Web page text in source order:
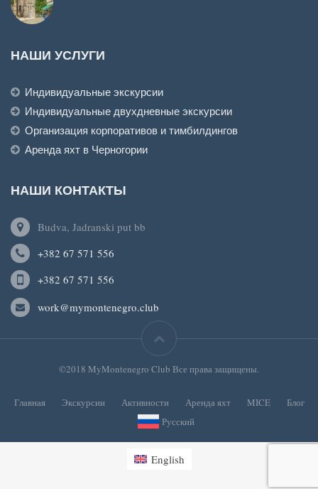
НАШИ УСЛУГИ
Индивидуальные экскурсии
Индивидуальные двухдневные экскурсии
Организация корпоративов и тимбилдингов
Аренда яхт в Черногории
НАШИ КОНТАКТЫ
Budva, Jadranski put bb
+382 67 571 556
+382 67 571 556
work@mymontenegro.club
©2018 MyMontenegro Club Все права защищены.
Главная Экскурсии Активности Аренда яхт MICE
Блог
Русский
English